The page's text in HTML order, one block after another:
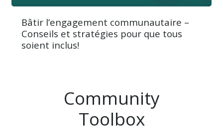
Bâtir l’engagement communautaire –
Conseils et stratégies pour que tous
soient inclus!
Community
Toolbox